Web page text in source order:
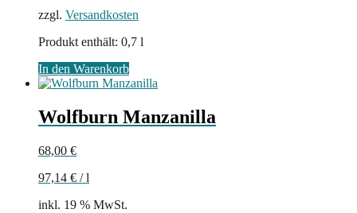
zzgl. Versandkosten
Produkt enthält: 0,7 l
In den Warenkorb
Wolfburn Manzanilla
68,00 €
97,14 € /l
inkl. 19 % MwSt.